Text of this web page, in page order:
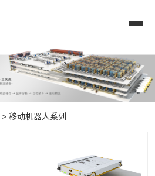
> 移动机器人系列